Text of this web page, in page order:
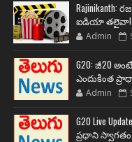
ఐడియా తలైవా!
Admin
G20: జీ20
ఎందుకింత
Admin
G20 Live
ప్రధాని స్వాగతం